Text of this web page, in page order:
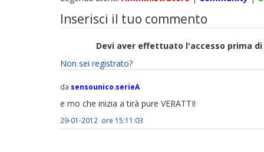
Inserisci il tuo commento
Devi aver effettuato l'accesso prima
Non sei registrato?
da sensounico.serieA
e mo che inizia a tirà pure VERATTI!
29-01-2012 ore 15:11:03